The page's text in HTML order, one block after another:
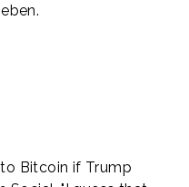
Bitcoin if Trump